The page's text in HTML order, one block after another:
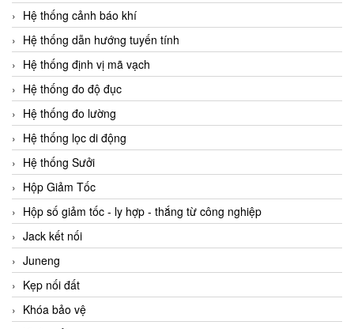
Hệ thống cảnh báo khí
Hệ thống dẫn hướng tuyến tính
Hệ thống định vị mã vạch
Hệ thống đo độ đục
Hệ thống đo lường
Hệ thống lọc di động
Hệ thống Sưởi
Hộp Giảm Tốc
Hộp số giảm tốc - ly hợp - thắng từ công nghiệp
Jack kết nối
Juneng
Kẹp nối đất
Khóa bảo vệ